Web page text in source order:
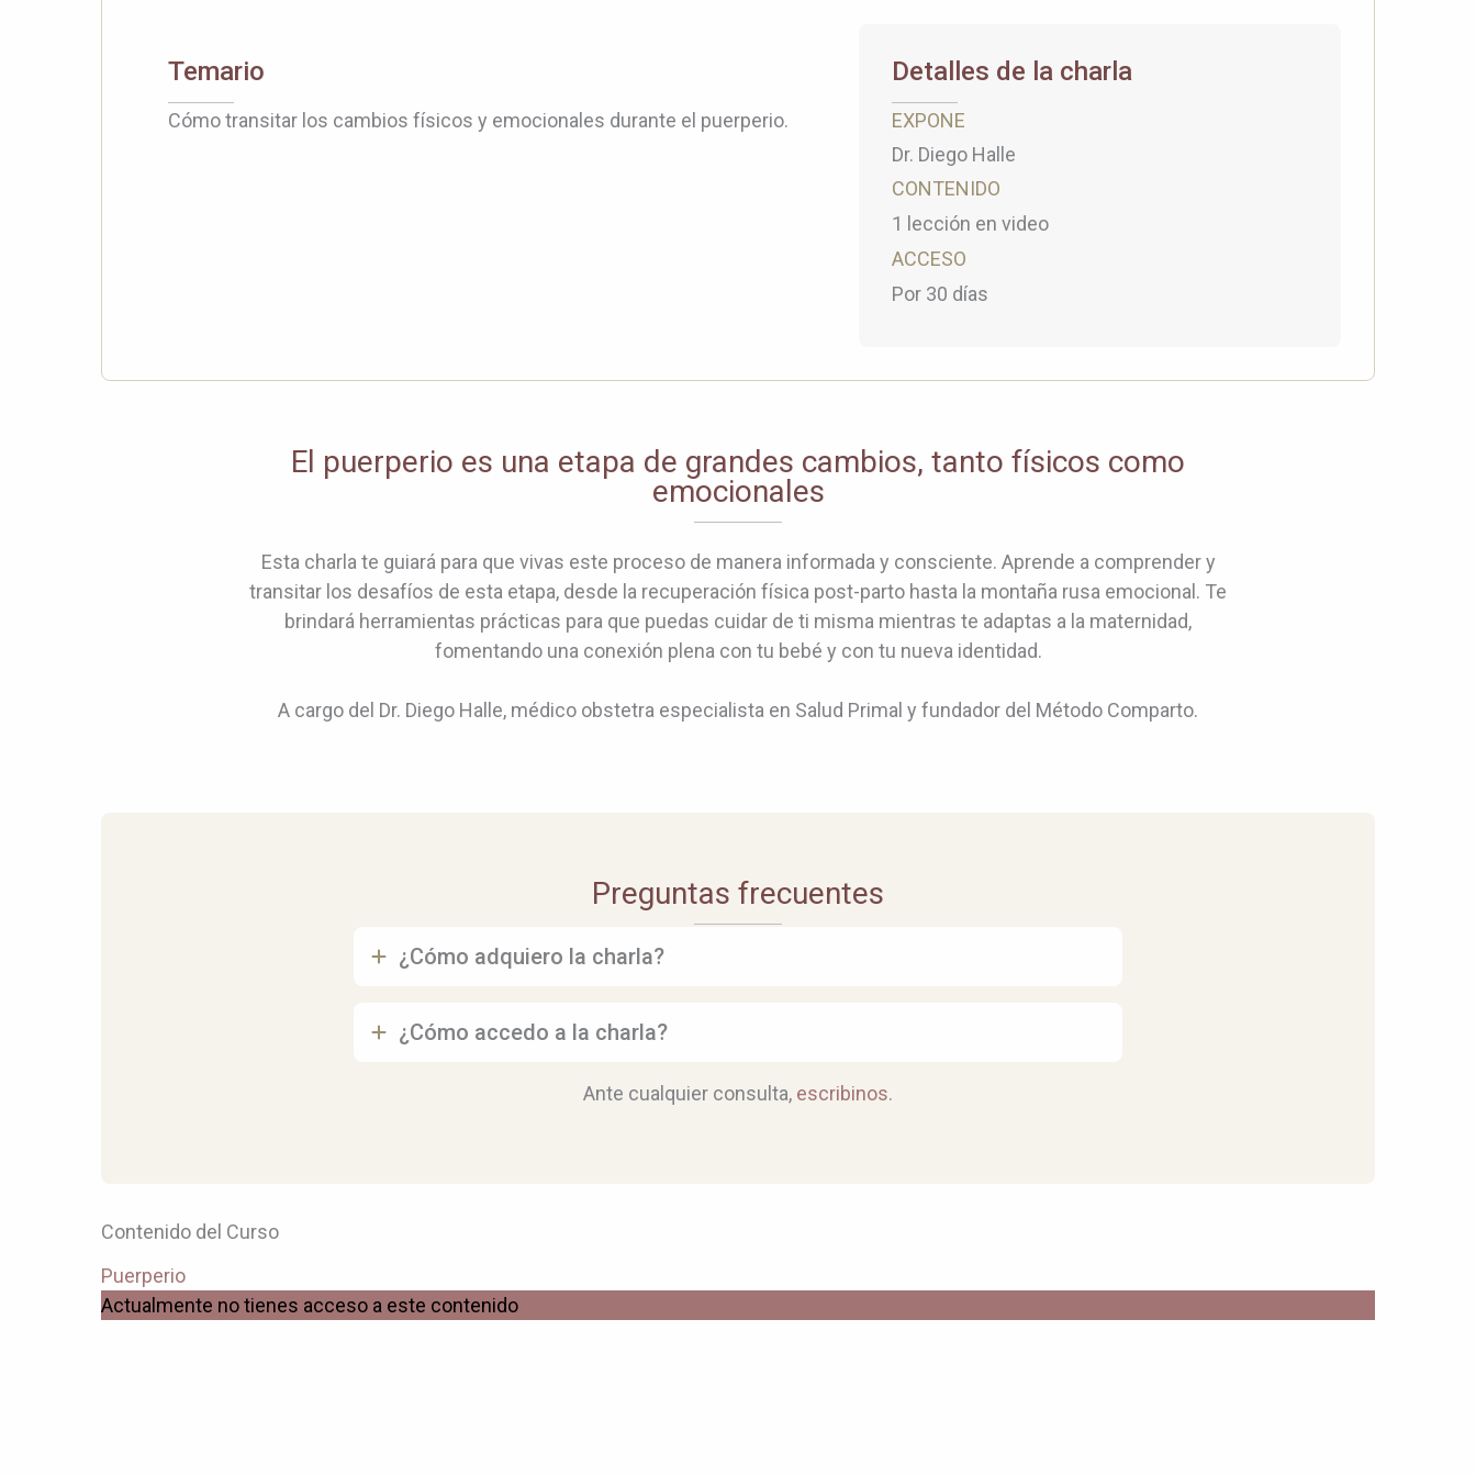
Temario
Cómo transitar los cambios físicos y emocionales durante el puerperio.
Detalles de la charla
EXPONE
Dr. Diego Halle
CONTENIDO
1 lección en video
ACCESO
Por 30 días
El puerperio es una etapa de grandes cambios, tanto físicos como
emocionales
Esta charla te guiará para que vivas este proceso de manera informada y consciente. Aprende a comprender y
transitar los desafíos de esta etapa, desde la recuperación física post-parto hasta la montaña rusa emocional. Te
brindará herramientas prácticas para que puedas cuidar de ti misma mientras te adaptas a la maternidad,
fomentando una conexión plena con tu bebé y con tu nueva identidad.
A cargo del Dr. Diego Halle, médico obstetra especialista en Salud Primal y fundador del Método Comparto.
Preguntas frecuentes
¿Cómo adquiero la charla?
¿Cómo accedo a la charla?
Ante cualquier consulta, escribinos.
Contenido del Curso
Puerperio
Actualmente no tienes acceso a este contenido